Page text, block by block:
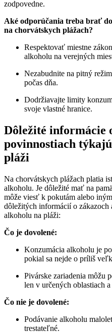
zodpovedne.
Aké odporúčania treba brať
na chorvátskych plážach?
Respektovať miestne
alkoholu na verejných
Nezabudnite na pitný
počas dňa.
Dodržiavajte limity
svoje vlastné hranice.
Dôležité informácie
povinnostiach
pláži
Na chorvátskych plážach platia
alkoholu. Je dôležité mať na
môže viesť k pokutám alebo
dôležitých informácií o zákazoch
alkoholu na pláži:
Čo je dovolené:
Konzumácia alkoholu je
pokial sa nejde o príliš
Pivárske zariadenia môžu
len v určených oblastiach
Čo nie je dovolené:
Podávanie alkoholu
trestateľné.